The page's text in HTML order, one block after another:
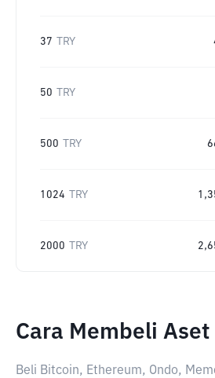
37 TRY
50 TRY
500 TRY
1024 TRY
2000 TRY
Cara Membeli
Beli Bitcoin, Ethereum, Ondo,